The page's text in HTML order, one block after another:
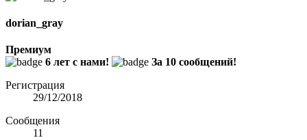
dorian_gray
Премиум
6 лет с нами!
За 10 сообщений!
Регистрация
29/12/2018
Сообщения
11